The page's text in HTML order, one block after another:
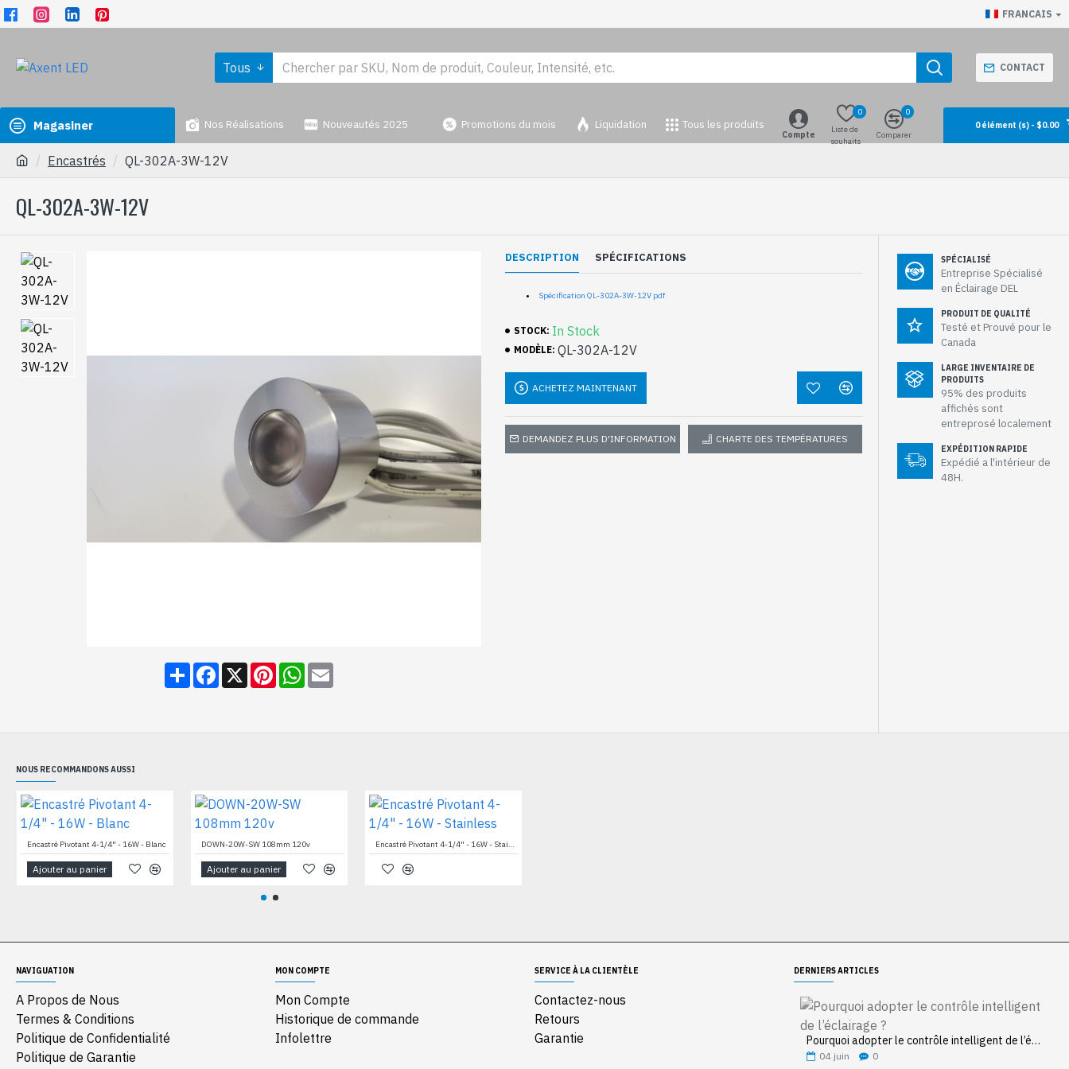
FRANCAIS
Tous CONTACT
Magasiner Nos Réalisations Nouveautés 2025 Promotions du mois Liquidation Tous les produits
Compte
Liste de
souhaits
0
Comparer
0
0 élément (s) - $0.00
Encastrés QL-302A-3W-12V
QL-302A-3W-12V
ShareFacebook
X PinterestWhatsApp
Email
DESCRIPTION SPÉCIFICATIONS
Spécification QL-302A-3W-12V pdf
STOCK: In Stock
MODÈLE: QL-302A-12V
ACHETEZ MAINTENANT
DEMANDEZ PLUS D'INFORMATION CHARTE DES TEMPÉRATURES
SPÉCIALISÉ
Entreprise Spécialisé
en Éclairage DEL
PRODUIT DE QUALITÉ
Testé et Prouvé pour le
Canada
LARGE INVENTAIRE DE
PRODUITS
95% des produits
affichés sont
entreprosé localement
EXPÉDITION RAPIDE
Expédié a l'intérieur de
48H.
NOUS RECOMMANDONS AUSSI
Encastré Pivotant 4-1/4" - 16W - Blanc
Ajouter au panier
DOWN-20W-SW 108mm 120v
Ajouter au panier
Encastré Pivotant 4-1/4" - 16W - Stainless
NAVIGUATION
A Propos de Nous
Termes & Conditions
Politique de Confidentialité
Politique de Garantie
MON COMPTE
Mon Compte
Historique de commande
Infolettre
SERVICE À LA CLIENTÈLE
Contactez-nous
Retours
Garantie
DERNIERS ARTICLES
Pourquoi adopter le contrôle intelligent de l’éclairage ?
04 juin 0